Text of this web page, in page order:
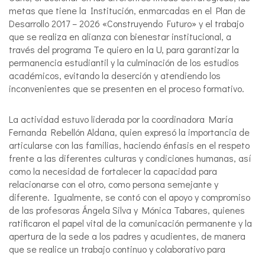
metas que tiene la Institución, enmarcadas en el Plan de
Desarrollo 2017 – 2026 «Construyendo Futuro» y el trabajo
que se realiza en alianza con bienestar institucional, a
través del programa Te quiero en la U, para garantizar la
permanencia estudiantil y la culminación de los estudios
académicos, evitando la deserción y atendiendo los
inconvenientes que se presenten en el proceso formativo.
La actividad estuvo liderada por la coordinadora María
Fernanda Rebellón Aldana, quien expresó la importancia de
articularse con las familias, haciendo énfasis en el respeto
frente a las diferentes culturas y condiciones humanas, así
como la necesidad de fortalecer la capacidad para
relacionarse con el otro, como persona semejante y
diferente. Igualmente, se contó con el apoyo y compromiso
de las profesoras Ángela Silva y Mónica Tabares, quienes
ratificaron el papel vital de la comunicación permanente y la
apertura de la sede a los padres y acudientes, de manera
que se realice un trabajo continuo y colaborativo para